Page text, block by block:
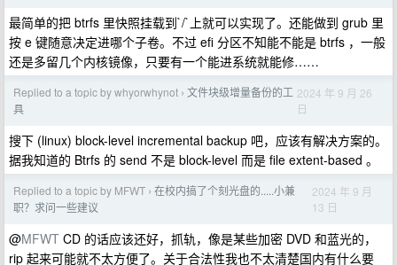
最简单的把 btrfs 里快照挂载到`/`上就可以实现了。还能做到 grub 里
按 e 键随意决定进哪个子卷。不过 efi 分区不知能不能是 btrfs ，一般
还是多留几个内核镜像，只要有一个能进系统就能修……
Replied to a topic by whyorwhynot › 文件块级增量备份的工
具
2024 年 9 月 26
日
搜下 (linux) block-level incremental backup 吧，应该有解决方案的。
据我知道的 Btrfs 的 send 不是 block-level 而是 file extent-based 。
Replied to a topic by MFWT › 在校内搞了个刻光盘的.....小兼
职？求问一些建议
2024 年 9 月
13 日
@MFWT CD 的话应该还好，抓轨，像是某些加密 DVD 和蓝光的，
rip 起来可能就不太方便了。关于合法性我也不太清楚国内有什么要